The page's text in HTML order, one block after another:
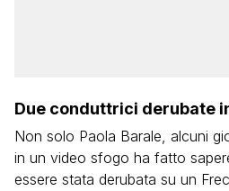
Due conduttrici derubate
Non solo Paola Barale, alcuni
in un video sfogo ha fatto
essere stata derubata su un